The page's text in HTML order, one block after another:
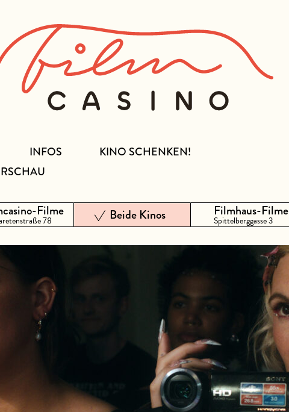
INFOS KINO SCHENKEN!
Filme
78 Beide Kinos Filmhaus-Filme
Spittelberggasse 3